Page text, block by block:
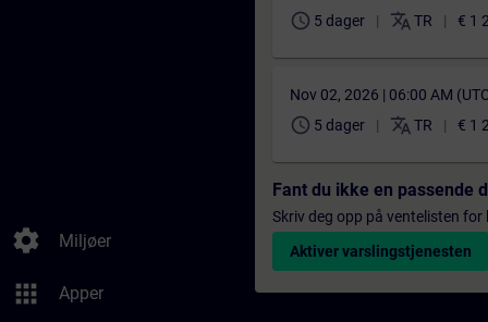
settings Miljøer
apps Apper
schedule 5 dager translate TR € 1
Nov 02, 2026 | 06:00 AM
schedule 5 dager translate TR € 1
Fant du ikke en passende
Skriv deg opp på ventelisten
Aktiver varslingstjenesten